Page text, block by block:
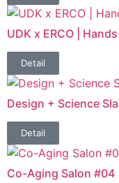
UDK x ERCO |
Detail
Design + Science
Detail
Co-Aging Salon #04